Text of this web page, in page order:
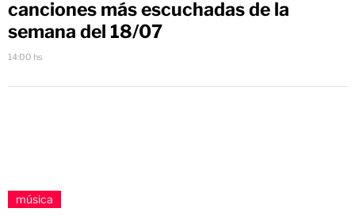
canciones más escuchadas de la
semana del 18/07
14:00 hs
música